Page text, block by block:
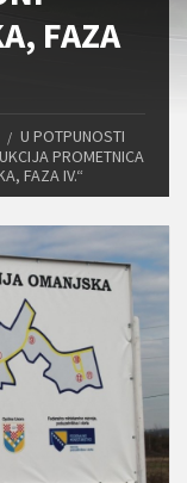
FAZA
U POTPUNOSTI
PROMETNICA
FAZA IV.“